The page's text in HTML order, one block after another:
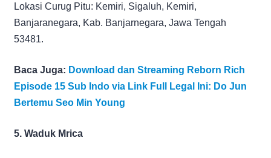
Lokasi Curug Pitu: Kemiri, Sigaluh, Kemiri,
Banjaranegara, Kab. Banjarnegara, Jawa Tengah
53481.
Baca Juga: Download dan Streaming Reborn Rich
Episode 15 Sub Indo via Link Full Legal Ini: Do Jun
Bertemu Seo Min Young
5. Waduk Mrica